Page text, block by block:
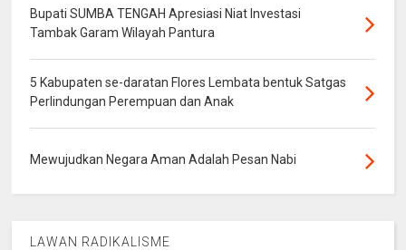
Bupati SUMBA TENGAH Apresiasi Niat Investasi
Tambak Garam Wilayah Pantura
5 Kabupaten se-daratan Flores Lembata bentuk Satgas
Perlindungan Perempuan dan Anak
Mewujudkan Negara Aman Adalah Pesan Nabi
LAWAN RADIKALISME